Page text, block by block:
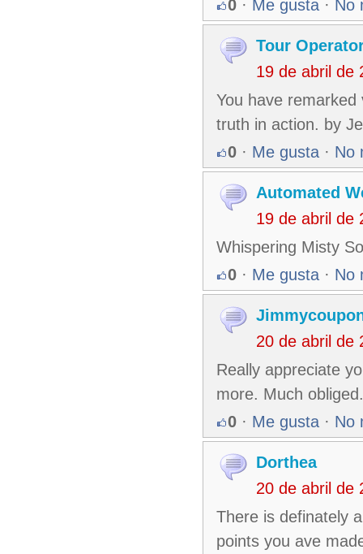
0 · Me gusta · No
Tour
19 de abril de
You have
truth in action. by
0 · Me gusta · No
Automated
19 de abril de
Whispering Misty
0 · Me gusta · No
20 de abril de
Really appreciate
more. Much
0 · Me gusta · No
Dorthea
20 de abril de
There is definately
points you ave